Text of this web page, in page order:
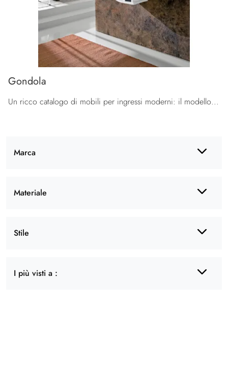
Marca
Materiale
Stile
I più visti a :
Gondola
Un ricco catalogo di mobili per ingressi moderni: il modello Gondola La Primavera in vetro ti sta aspettando per ultimare l'arredamento.